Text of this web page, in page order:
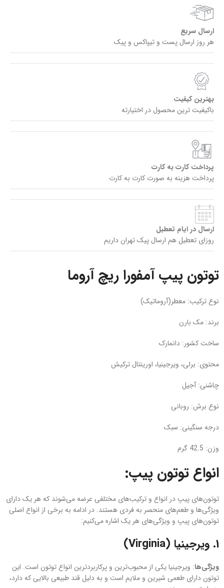
ارسال سریع
هر روز ارسال پست و تیپاکس و پیک
بهترین کیفیت
باکیفیت ترین محصول در اختیارته
پرداخت کارت به کارت
پرداخت هزینه به صورت کارت به کارت
ارسال در ایام تعطیل
روزای تعطیل هم ارسال پیک تهران داریم
توتون پیپ آمفورا ریچ آروما
نوع ترکیب: معطر(آروماتیک)
برند: مک بارن
ساخت کشور: دانمارک
محتوی: برلی، ویرجینیا، اورینتال ترکیش
چاشنی: آجیل
نوع برش: روبانی
درجه سنگینی: سبک
وزن: 42.5 گرم
انواع توتون پیپ:
توتون‌های پیپ در انواع و ترکیب‌های مختلفی عرضه می‌شوند که هر یک دارای
ویژگی‌ها و طعم‌های منحصر به فردی هستند. در ادامه به برخی از انواع اصلی
توتون‌های پیپ و ویژگی‌های هر یک اشاره می‌کنیم:
1. ویرجینیا (Virginia)
ویژگی‌ها: ویرجینیا یکی از محبوب‌ترین و پرکاربردترین انواع توتون است. این
توتون دارای طعمی شیرین و ملایم است و به دلیل قند طبیعی بالایی که دارد،